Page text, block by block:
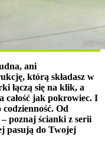
ani
którą składasz w
łączą się na klik, a
całość jak pokrowiec. I
Od
poznaj ścianki z serii
pasują do Twojej